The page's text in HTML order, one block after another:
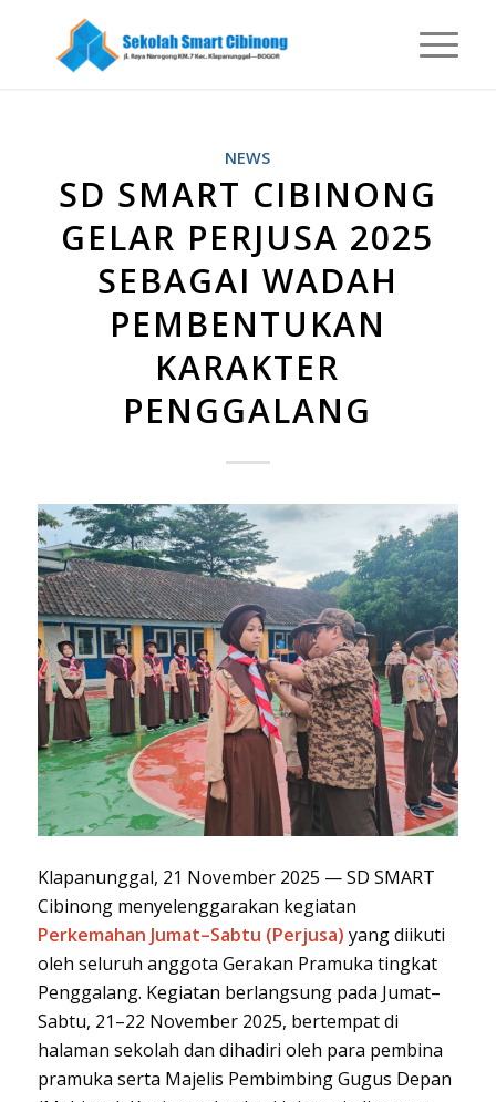
NEWS
SD SMART CIBINONG
GELAR PERJUSA 2025
SEBAGAI WADAH
PEMBENTUKAN
KARAKTER
PENGGALANG
Klapanunggal, 21 November 2025 — SD SMART
Cibinong menyelenggarakan kegiatan
Perkemahan Jumat–Sabtu (Perjusa) yang diikuti
oleh seluruh anggota Gerakan Pramuka tingkat
Penggalang. Kegiatan berlangsung pada Jumat–
Sabtu, 21–22 November 2025, bertempat di
halaman sekolah dan dihadiri oleh para pembina
pramuka serta Majelis Pembimbing Gugus Depan